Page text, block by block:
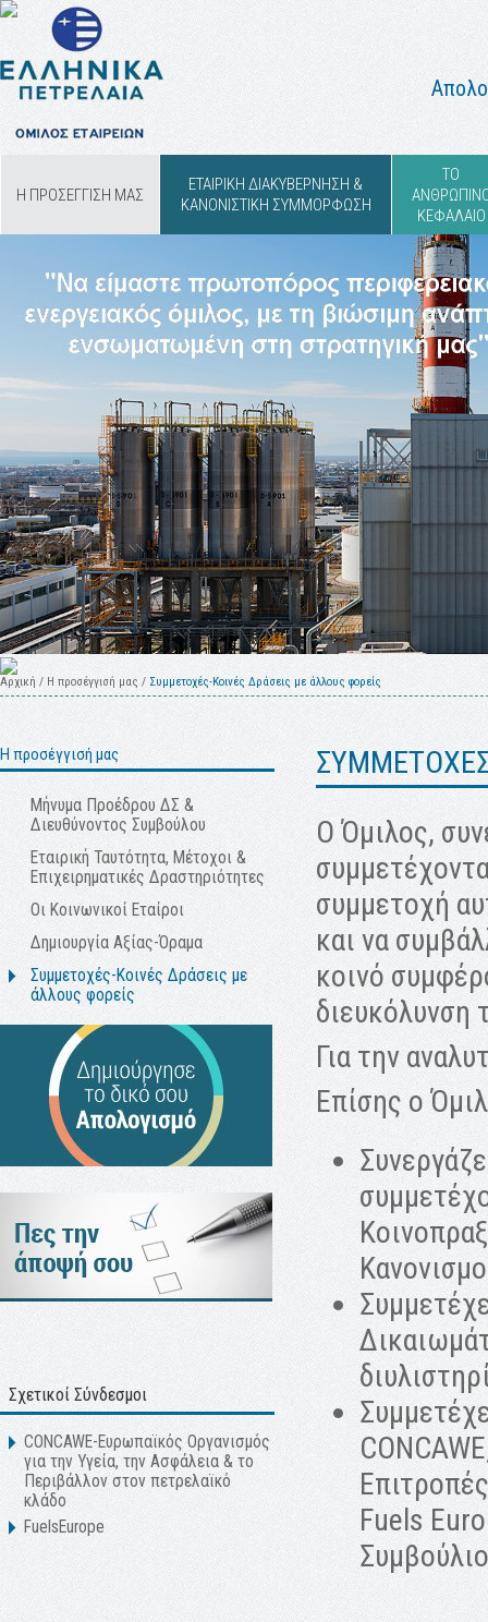
Η ΠΡΟΣΕΓΓΙΣΗ ΜΑΣ
ΕΤΑΙΡΙΚΗ ΔΙΑΚΥΒΕΡΝΗΣΗ &
ΚΑΝΟΝΙΣΤΙΚΗ ΣΥΜΜΟΡΦΩΣΗ
ΤΟ
ΚΕΦΑΛΑΙΟ
Αρχική / Η προσέγγισή μας / Συμμετοχές-Κοινές Δράσεις με άλλους φορείς
Η προσέγγισή μας
Μήνυμα Προέδρου ΔΣ &
Διευθύνοντος Συμβούλου
Εταιρική Ταυτότητα, Μέτοχοι &
Επιχειρηματικές Δραστηριότητες
Οι Κοινωνικοί Εταίροι
Δημιουργία Αξίας-Όραμα
Συμμετοχές-Κοινές Δράσεις με
άλλους φορείς
Σχετικοί Σύνδεσμοι
CONCAWE-Ευρωπαϊκός Οργανισμός
για την Υγεία, την Ασφάλεια & το
Περιβάλλον στον πετρελαϊκό
κλάδο
FuelsEurope
Ο Όμιλος,
συμμετοχή
και να
κοινό
διευκόλυνση
Για την
Επίσης ο
Fuels